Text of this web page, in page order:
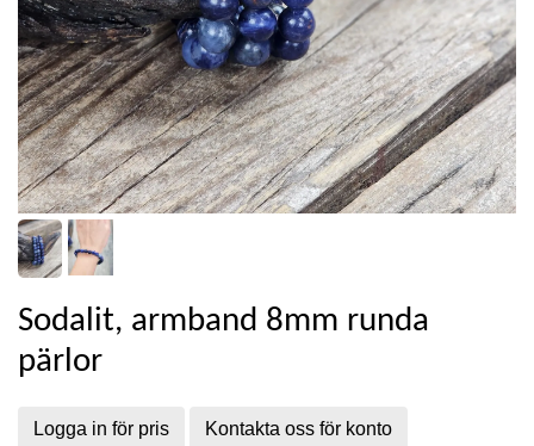
Sodalit, armband 8mm runda
pärlor
Logga in för pris Kontakta oss för konto